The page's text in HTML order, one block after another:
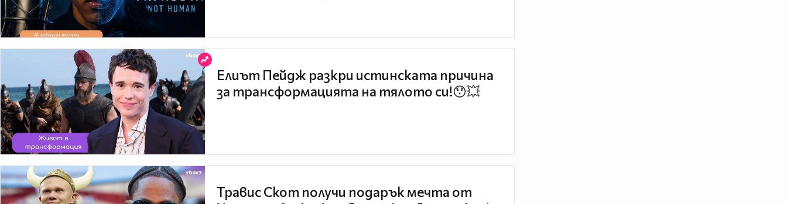
Елиът Пейдж разкри истинската причина
за трансформацията на тялото си!😯💥
Травис Скот получи подарък мечта от